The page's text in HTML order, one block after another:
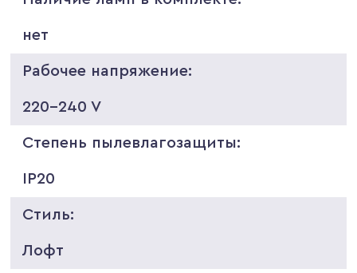
нет
Рабочее напряжение:
220-240 V
Степень пылевлагозащиты:
IP20
Стиль:
Лофт